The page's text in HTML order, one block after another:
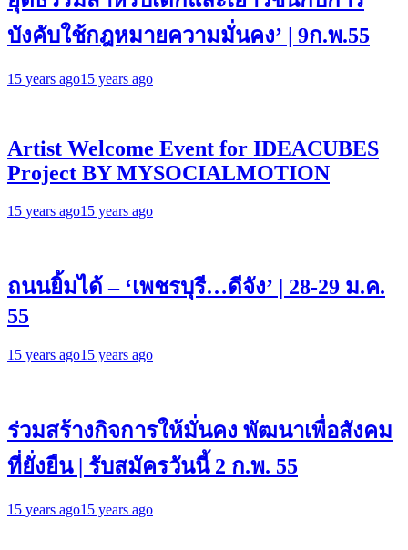
บังคับใช้กฎหมายความมั่นคง’ | 9ก.พ.55
15 years ago15 years ago
Artist Welcome Event for IDEACUBES
Project BY MYSOCIALMOTION
15 years ago15 years ago
ถนนยิ้มได้ – ‘เพชรบุรี…ดีจัง’ | 28-29 ม.ค.
55
15 years ago15 years ago
ร่วมสร้างกิจการให้มั่นคง พัฒนาเพื่อสังคม
ที่ยั่งยืน | รับสมัครวันนี้ 2 ก.พ. 55
15 years ago15 years ago